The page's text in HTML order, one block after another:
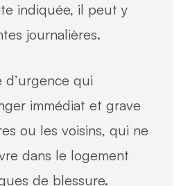
indiquée, il peut y
journalières.
qui
immédiat et grave
ou les voisins, qui ne
dans le logement
de blessure.